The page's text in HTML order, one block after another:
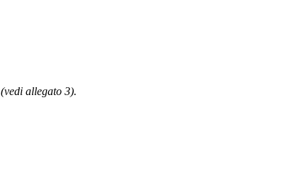
(vedi allegato 3).